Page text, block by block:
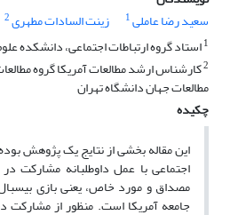
سعید رضا عاملی1 زینت السادات مطهری2
1استاد گروه ارتباطات اجتماعی، دانشکده
2کارشناس ارشد مطالعات آمریکا گروه
مطالعات جهان دانشگاه تهران
چکیده
این مقاله بخشی از نتایج یک پژوهش
اجتماعی با عمل داوطلبانه مشارکت
مصداق و مورد خاص، یعنی بازی
جامعه آمریکا است. منظور از